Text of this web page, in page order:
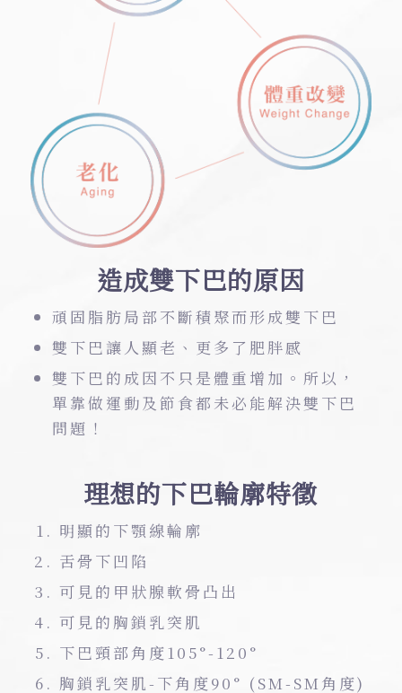
造成雙下巴的原因
頑固脂肪局部不斷積聚而形成雙下巴
雙下巴讓人顯老、更多了肥胖感
雙下巴的成因不只是體重增加。所以，
單靠做運動及節食都未必能解決雙下巴
問題！
理想的下巴輪廓特徵
明顯的下顎線輪廓
舌骨下凹陷
可見的甲狀腺軟骨凸出
可見的胸鎖乳突肌
下巴頸部角度105°-120°
胸鎖乳突肌-下角度90° (SM-SM角度)